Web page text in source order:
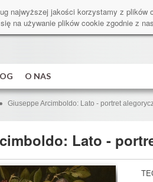
najwyższej jakości korzystamy z
się na używanie plików cookie zgodnie z
O NAS
Giuseppe Arcimboldo: Lato - portret
Lato -